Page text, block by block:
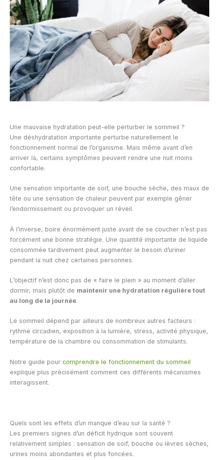
Une mauvaise hydratation peut-elle perturber le sommeil ?
Une déshydratation importante perturbe naturellement le
fonctionnement normal de l’organisme. Mais même avant d’en
arriver là, certains symptômes peuvent rendre une nuit moins
confortable.
Une sensation importante de soif, une bouche sèche, des maux de
tête ou une sensation de chaleur peuvent par exemple gêner
l’endormissement ou provoquer un réveil.
À l’inverse, boire énormément juste avant de se coucher n’est pas
forcément une bonne stratégie. Une quantité importante de liquide
consommée tardivement peut augmenter le besoin d’uriner
pendant la nuit chez certaines personnes.
L’objectif n’est donc pas de « faire le plein » au moment d’aller
dormir, mais plutôt de maintenir une hydratation régulière tout
au long de la journée.
Le sommeil dépend par ailleurs de nombreux autres facteurs :
rythme circadien, exposition à la lumière, stress, activité physique,
température de la chambre ou consommation de stimulants.
Notre guide pour comprendre le fonctionnement du sommeil
explique plus précisément comment ces différents mécanismes
interagissent.
Quels sont les effets d’un manque d’eau sur la santé ?
Les premiers signes d’un déficit hydrique sont souvent
relativement simples : sensation de soif, bouche ou lèvres sèches,
urines moins abondantes et plus foncées.